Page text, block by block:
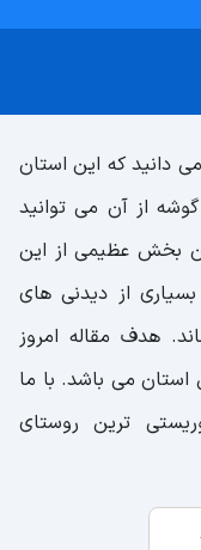
می دانید که این استان
از آن می توانید
بخش عظیمی از این
از دیدنی های
هدف مقاله امروز
می باشد. با ما
ترین روستای